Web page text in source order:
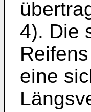
4). Die
eine